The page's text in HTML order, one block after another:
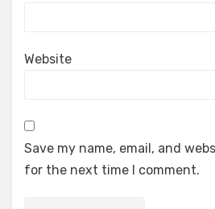
Website
Save my name, email, and
for the next time I comment.